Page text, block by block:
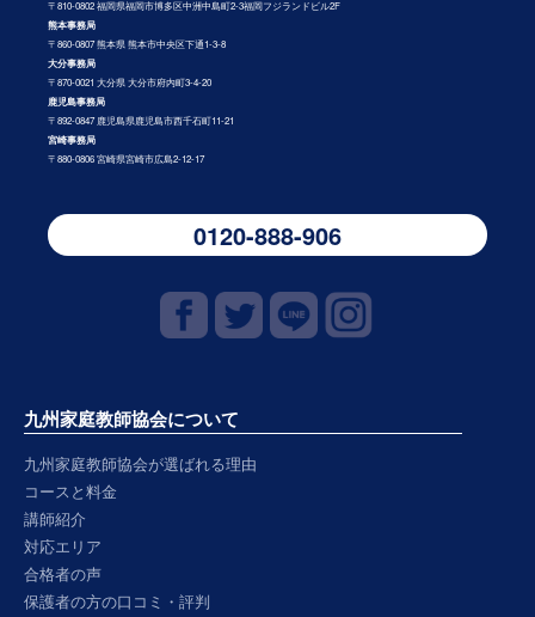
〒810-0802 福岡県福岡市博多区中洲中島町2-3福岡フジランドビル2F
熊本事務局
〒860-0807 熊本県 熊本市中央区下通1-3-8
大分事務局
〒870-0021 大分県 大分市府内町3-4-20
鹿児島事務局
〒892-0847 鹿児島県鹿児島市西千石町11-21
宮崎事務局
〒880-0806 宮崎県宮崎市広島2-12-17
0120-888-906
九州家庭教師協会について
九州家庭教師協会が選ばれる理由
コースと料金
講師紹介
対応エリア
合格者の声
保護者の方の口コミ・評判